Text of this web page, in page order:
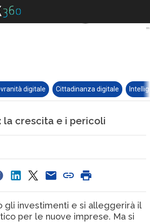
digitale Cittadinanza digitale
la crescita e i pericoli
gli investimenti e si alleggerirà il
per le nuove imprese. Ma si